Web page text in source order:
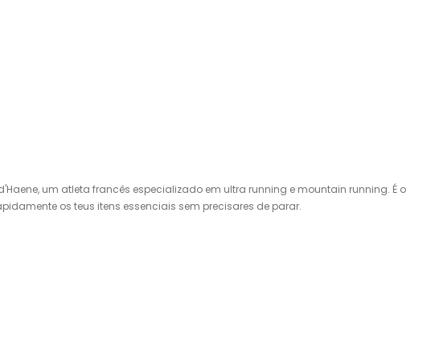
um atleta francês especializado em ultra running e mountain running. É o
os teus itens essenciais sem precisares de parar.